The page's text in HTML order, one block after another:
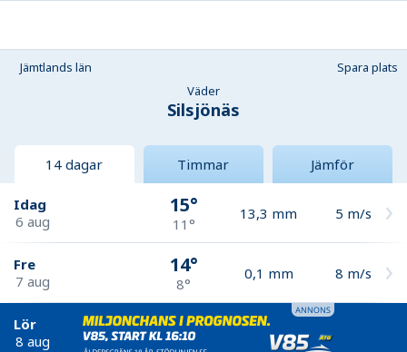
Jämtlands län
Spara plats
Väder
Silsjönäs
14 dagar Timmar Jämför
Idag
6 aug
15°
11°
13,3 mm 5 m/s
Fre
7 aug
14°
8°
0,1 mm 8 m/s
Lör
8 aug